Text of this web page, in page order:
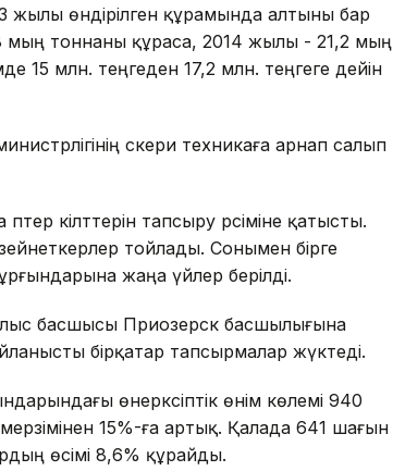
жылы өндірілген құрамында алтыны бар
мың тоннаны құраса, 2014 жылы - 21,2 мың
15 млн. теңгеден 17,2 млн. теңгеге дейін
әскери техникаға арнап салып
кілттерін тапсыру рәсіміне қатысты.
тойлады. Сонымен бірге
жаңа үйлер берілді.
басшысы Приозерск басшылығына
бірқатар тапсырмалар жүктеді.
өнеркәсіптік өнім көлемі 940
15%-ға артық. Қалада 641 шағын
өсімі 8,6% құрайды.